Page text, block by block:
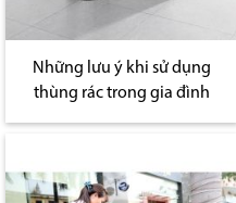
Những lưu ý khi sử dụng
thùng rác trong gia đình